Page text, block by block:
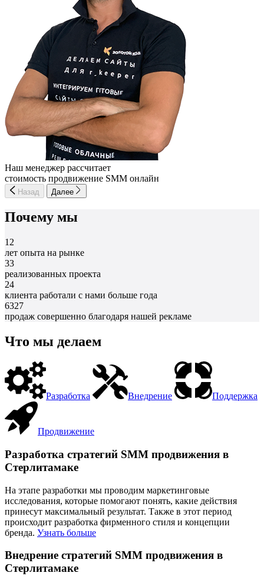
Наш менеджер рассчитает
стоимость продвижение SMM онлайн
Назад Далее
Почему мы
12
лет опыта на рынке
33
реализованных проекта
24
клиента работали с нами больше года
6327
продаж совершенно благодаря нашей рекламе
Что мы делаем
Разработка Внедрение Поддержка
Продвижение
Разработка стратегий SMM продвижения в
Стерлитамаке
На этапе разработки мы проводим маркетинговые
исследования, которые помогают понять, какие действия
принесут максимальный результат. Также в этот период
происходит разработка фирменного стиля и концепции
бренда. Узнать больше
Внедрение стратегий SMM продвижения в
Стерлитамаке